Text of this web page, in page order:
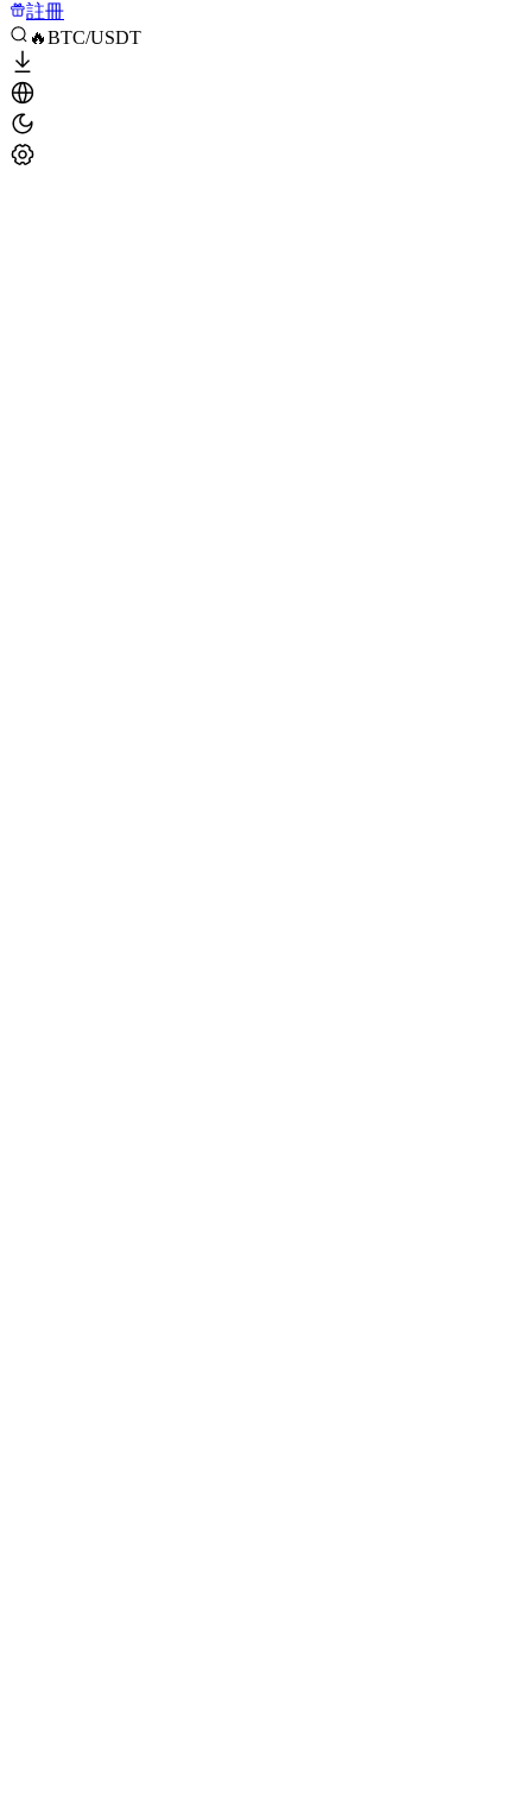
註冊
🔥BTC/USDT